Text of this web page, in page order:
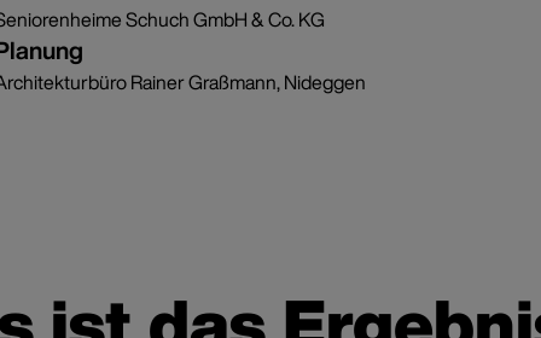
Schuch GmbH & Co. KG
Rainer Graßmann, Nideggen